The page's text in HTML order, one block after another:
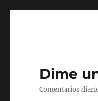
Dime
Comentarios